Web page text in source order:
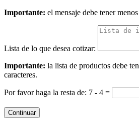
Importante: el mensaje debe tener
Lista de lo que desea cotizar:
Importante: la lista de productos debe
caracteres.
Por favor haga la resta de: 7 - 4 =
Continuar